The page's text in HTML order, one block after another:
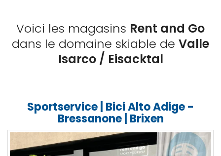
Voici les magasins Rent and Go
dans le domaine skiable de Valle
Isarco / Eisacktal
Sportservice | Bici Alto Adige -
Bressanone | Brixen